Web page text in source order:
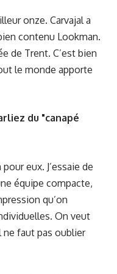
onze. Carvajal a
contenu Lookman.
de Trent. C’est bien
le monde apporte
du "canapé
eux. J’essaie de
équipe compacte,
qu’on
On veut
ne faut pas oublier